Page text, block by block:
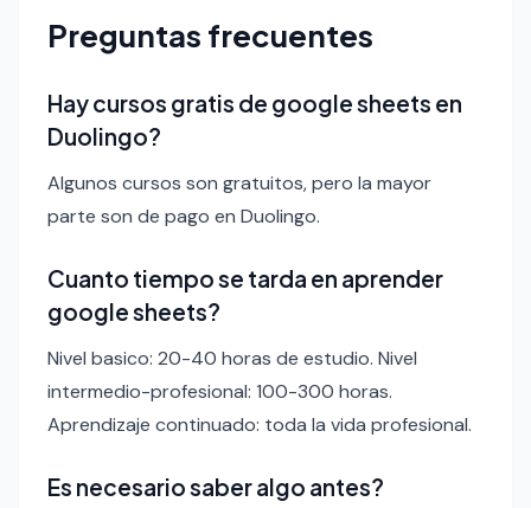
Preguntas frecuentes
Hay cursos gratis de google sheets en
Duolingo?
Algunos cursos son gratuitos, pero la mayor
parte son de pago en Duolingo.
Cuanto tiempo se tarda en aprender
google sheets?
Nivel basico: 20-40 horas de estudio. Nivel
intermedio-profesional: 100-300 horas.
Aprendizaje continuado: toda la vida profesional.
Es necesario saber algo antes?